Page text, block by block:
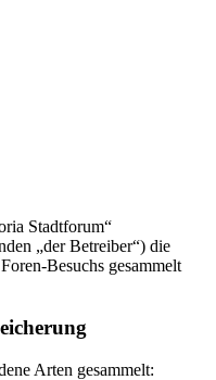
Stadtforum“
„der Betreiber“) die
Besuchs gesammelt
Arten gesammelt: